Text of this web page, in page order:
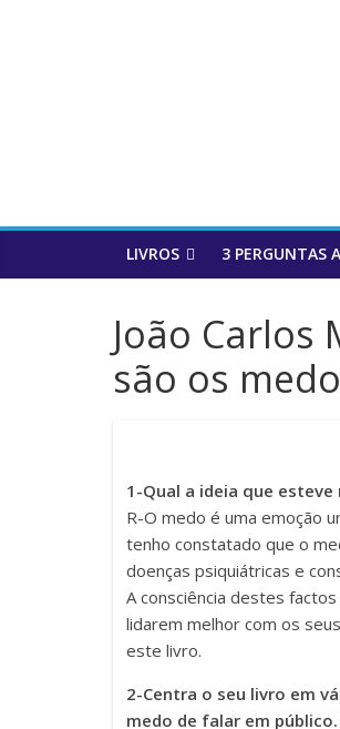
LIVROS 3 PERGUNTAS
João Carlos
são os
1-Qual a ideia que
R-O medo é uma emoção
tenho constatado que o
doenças psiquiátricas e
A consciência destes
lidarem melhor com os
este livro.
2-Centra o seu livro em
medo de falar em